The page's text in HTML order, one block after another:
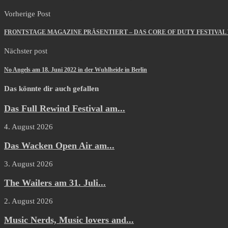
Vorherige Post
FRONTSTAGE MAGAZINE PRÄSENTIERT – DAS CORE OF DUTY FESTIVAL
Nächster post
No Angels am 18. Juni 2022 in der Wuhlheide in Berlin
Das könnte dir auch gefallen
Das Full Rewind Festival am...
4. August 2026
Das Wacken Open Air am...
3. August 2026
The Wailers am 31. Juli...
2. August 2026
Music Nerds, Music lovers and...